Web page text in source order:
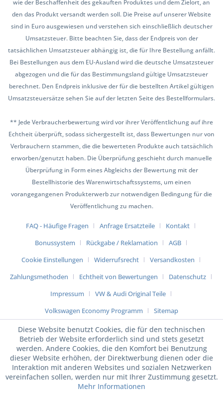
wie der Beschaffenheit des gekauften Produktes und dem Zielort, an
den das Produkt versandt werden soll. Die Preise auf unserer Website
sind in Euro ausgewiesen und verstehen sich einschließlich deutscher
Umsatzsteuer. Bitte beachten Sie, dass der Endpreis von der
tatsächlichen Umsatzsteuer abhängig ist, die für Ihre Bestellung anfällt.
Bei Bestellungen aus dem EU-Ausland wird die deutsche Umsatzsteuer
abgezogen und die für das Bestimmungsland gültige Umsatzsteuer
berechnet. Den Endpreis inklusive der für die bestellten Artikel gültigen
Umsatzsteuersätze sehen Sie auf der letzten Seite des Bestellformulars.
** Jede Verbraucherbewertung wird vor ihrer Veröffentlichung auf ihre
Echtheit überprüft, sodass sichergestellt ist, dass Bewertungen nur von
Verbrauchern stammen, die die bewerteten Produkte auch tatsächlich
erworben/genutzt haben. Die Überprüfung geschieht durch manuelle
Überprüfung in Form eines Abgleichs der Bewertung mit der
Bestellhistorie des Warenwirtschaftssystems, um einen
vorangegangenen Produkterwerb zur notwendigen Bedingung für die
Veröffentlichung zu machen.
FAQ - Häufige Fragen Anfrage Ersatzteile
Kontakt
Bonussystem
Rückgabe / Reklamation
AGB
Cookie Einstellungen
Widerrufsrecht
Versandkosten
Zahlungsmethoden
Echtheit von Bewertungen
Datenschutz
Impressum
VW & Audi Original Teile
Volkswagen Economy Programm
Sitemap
Diese Website benutzt Cookies, die für den technischen
Betrieb der Website erforderlich sind und stets gesetzt
werden. Andere Cookies, die den Komfort bei Benutzung
dieser Website erhöhen, der Direktwerbung dienen oder die
Interaktion mit anderen Websites und sozialen Netzwerken
vereinfachen sollen, werden nur mit Ihrer Zustimmung gesetzt.
Mehr Informationen